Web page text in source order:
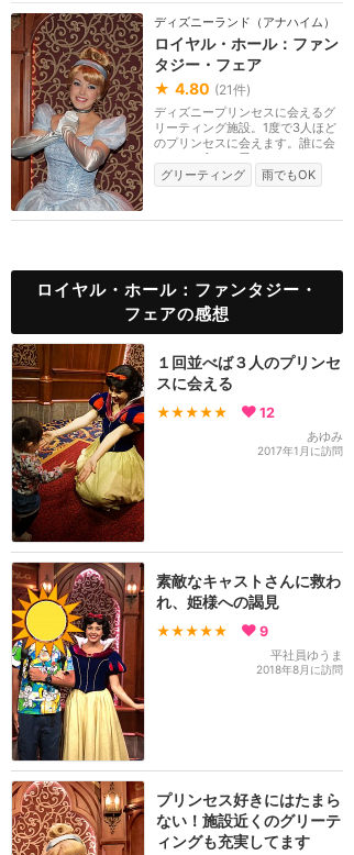
ディズニーランド（アナハイム）
ロイヤル・ホール：ファン
タジー・フェア
★ 4.80 (21件)
ディズニープリンセスに会えるグ
リーティング施設。1度で3人ほど
のプリンセスに会えます。誰に会
えるかは入口の看...
グリーティング
雨でもOK
ロイヤル・ホール：ファンタジー・
フェアの感想
１回並べば３人のプリンセ
スに会える
★★★★★ 12
あゆみ
2017年1月に訪問
素敵なキャストさんに救わ
れ、姫様への謁見
★★★★★ 9
平社員ゆうま
2018年8月に訪問
プリンセス好きにはたまら
ない！施設近くのグリーテ
ィングも充実してます